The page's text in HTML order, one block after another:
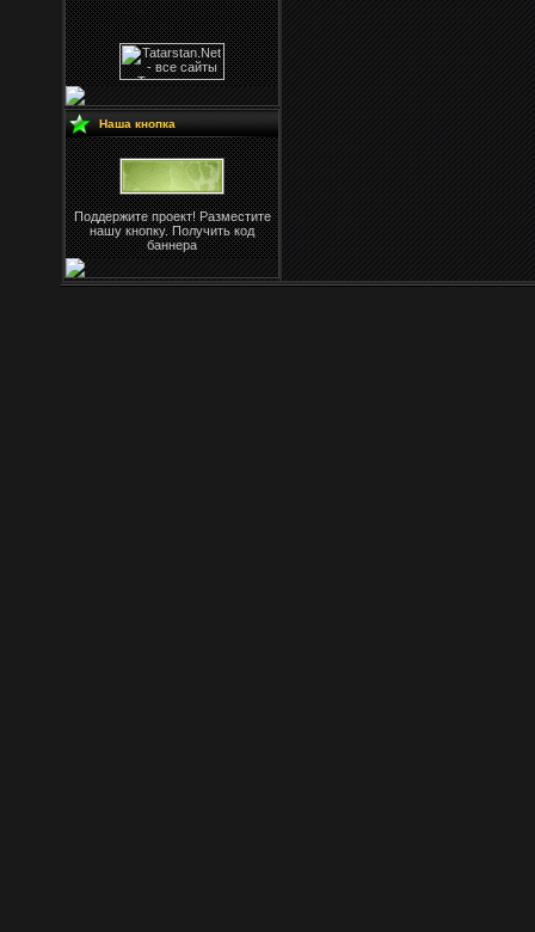
Наша кнопка
Поддержите проект! Разместите
нашу кнопку. Получить код
баннера